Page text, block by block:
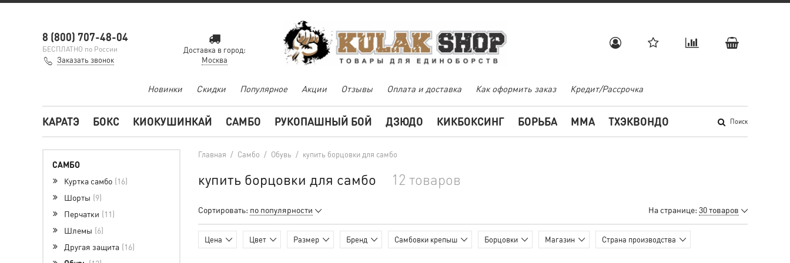
8 (800) 707-48-04
БЕСПЛАТНО по России
Заказать звонок
Доставка в город:
Москва
Новинки Скидки Популярное Акции Отзывы Оплата и доставка Как оформить заказ Кредит/Рассрочка
Поиск
КАРАТЭ БОКС КИОКУШИНКАЙ САМБО РУКОПАШНЫЙ БОЙ ДЗЮДО КИКБОКСИНГ БОРЬБА MMA ТХЭКВОНДО
Главная / Самбо / Обувь / купить борцовки для самбо
купить борцовки для самбо 12 товаров
Сортировать: по популярности На странице: 30 товаров
Цена Цвет Размер Бренд Самбовки крепыш Борцовки Магазин Страна производства
САМБО
Куртка самбо 16
Шорты 9
Перчатки 11
Шлемы 6
Другая защита 16